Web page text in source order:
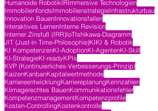
Humanoide RobotikIRImmersive Technologien
ImmobilienfondsImmobilienstrategieInfrastrukturbau
Innovation BauenInnovationsfallen
Interaktives LernenInterne Revision
Interner Zinsfuß (IRR)IoTIshikawa-Diagramm
JIT (Just-in Time-Philosophie)KIKI & Robotik
KI KompetenzenKI-AdoptionKI-AgentenKI-Skill
KI-StrategieKI-readyKPIs
KVP (Kontinuierliches-Verbesserungs-Prinzip)
KaizenKanbanKapitalwertmethode
KarriereentwicklungKarriereplanungKennzahlen
Klimagerechtes BauenKommunikationsfehler
KompetenzmanagementKompetenzprofile
Kosten-ControllingKostenkontrolle